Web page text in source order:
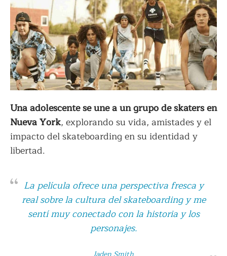
Una adolescente se une a un grupo de skaters en
Nueva York, explorando su vida, amistades y el
impacto del skateboarding en su identidad y
libertad.
La película ofrece una perspectiva fresca y
real sobre la cultura del skateboarding y me
sentí muy conectado con la historia y los
personajes.